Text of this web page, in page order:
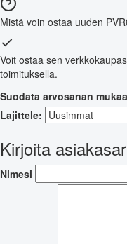
Mistä voin ostaa uuden
Voit ostaa sen
toimituksella.
Suodata arvosanan
Lajittele:
Kirjoita
Nimesi